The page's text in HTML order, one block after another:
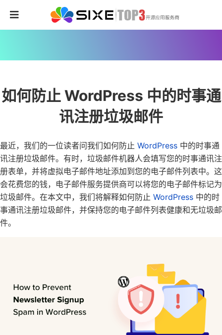
如何防止 WordPress 中的时事通
讯注册垃圾邮件
最近，我们的一位读者问我们如何防止 WordPress 中的时事通
讯注册垃圾邮件。 有时，垃圾邮件机器人会填写您的时事通讯注
册表单，并将虚拟电子邮件地址添加到您的电子邮件列表中。这
会花费您的钱，电子邮件服务提供商可以将您的电子邮件标记为
垃圾邮件。 在本文中，我们将解释如何防止 WordPress 中的时
事通讯注册垃圾邮件，并保持您的电子邮件列表健康和无垃圾邮
件。